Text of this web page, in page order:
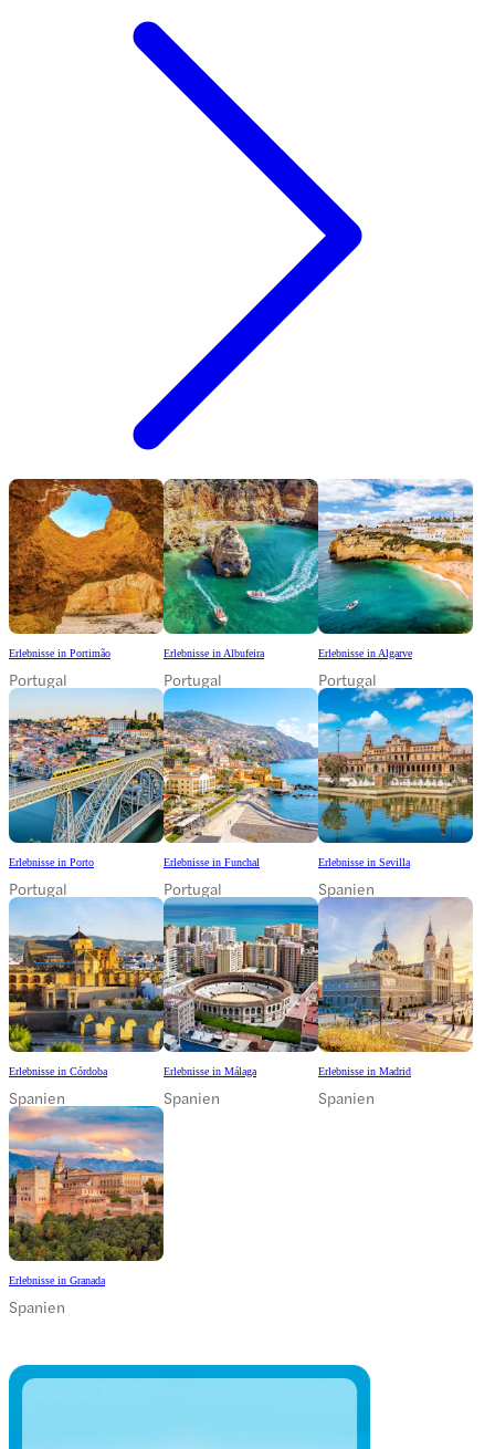
Erlebnisse in Portimão
Portugal
Erlebnisse in Albufeira
Portugal
Erlebnisse in Algarve
Portugal
Erlebnisse in Porto
Portugal
Erlebnisse in Funchal
Portugal
Erlebnisse in Sevilla
Spanien
Erlebnisse in Córdoba
Spanien
Erlebnisse in Málaga
Spanien
Erlebnisse in Madrid
Spanien
Erlebnisse in Granada
Spanien